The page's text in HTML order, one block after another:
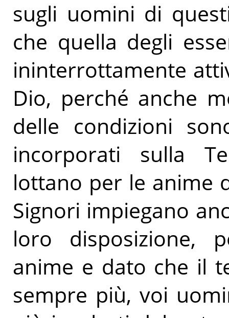
sugli uomini di
che quella degli
ininterrottamente
Dio, perché anche
delle condizioni
incorporati sulla
lottano per le anime
Signori impiegano
loro disposizione,
anime e dato che il
sempre più, voi